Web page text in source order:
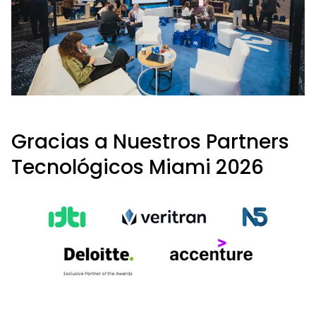
Gracias a Nuestros Partners
Tecnológicos Miami 2026